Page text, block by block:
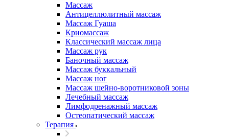
Массаж
Антицеллюлитный массаж
Массаж Гуаша
Криомассаж
Классический массаж лица
Массаж рук
Баночный массаж
Массаж буккальный
Массаж ног
Массаж шейно-воротниковой зоны
Лечебный массаж
Лимфодренажный массаж
Остеопатический массаж
Терапия